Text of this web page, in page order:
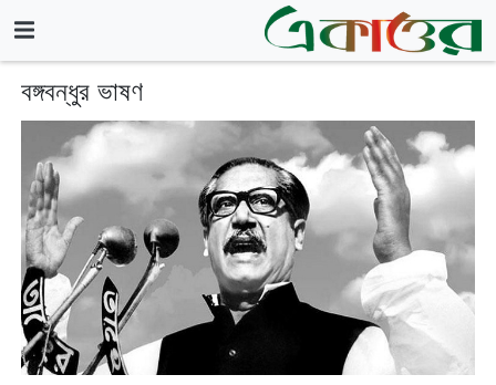
বঙ্গবন্ধুর ভাষণ